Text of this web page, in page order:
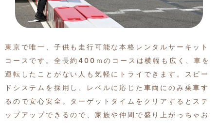
東京で唯一、子供も走行可能な本格レンタルサーキット
コースです。全長約400ｍのコースは横幅も広く、車を
運転したことがない人も気軽にトライできます。スピー
ドシステムを採用し、レベルに応じた車両にのみ乗車す
るので安心安全。ターゲットタイムをクリアするとステ
ップアップできるので、家族や仲間で盛り上がっちゃお